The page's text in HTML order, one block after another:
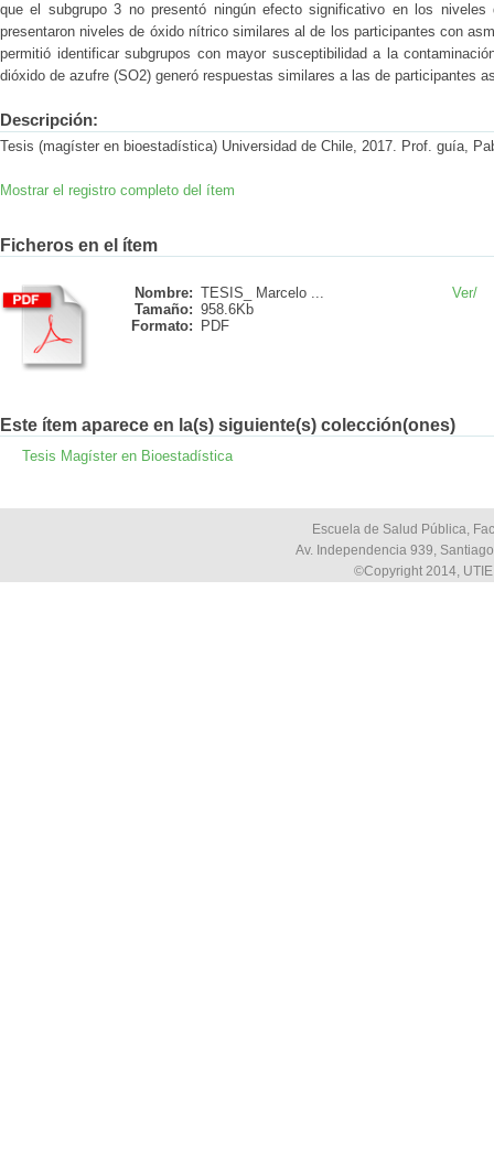
que el subgrupo 3 no presentó ningún efecto significativo en los
presentaron niveles de óxido nítrico similares al de los participantes con
permitió identificar subgrupos con mayor susceptibilidad a la
dióxido de azufre (SO2) generó respuestas similares a las de participantes
Descripción:
Tesis (magíster en bioestadística) Universidad de Chile, 2017. Prof. guía,
Mostrar el registro completo del ítem
Ficheros en el ítem
Nombre: TESIS_ Marcelo ...
Tamaño: 958.6Kb
Formato:
PDF
Ver/
Este ítem aparece en la(s) siguiente(s) colección(ones)
Tesis Magíster en Bioestadística
Escuela de Salud Pública,
Av. Independencia 939,
©Copyright 2014,